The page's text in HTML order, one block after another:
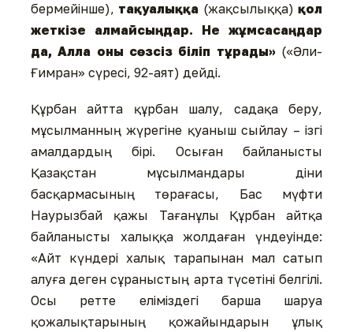
бермейінше), тақуалыққа (жақсылыққа) қол
жеткізе алмайсыңдар. Не жұмсасаңдар
да, Алла оны сөзсіз біліп тұрады» («Әли-
Ғимран» сүресі, 92-аят) дейді.
Құрбан айтта құрбан шалу, садақа беру,
мұсылманның жүрегіне қуаныш сыйлау – ізгі
амалдардың бірі. Осыған байланысты
Қазақстан мұсылмандары діни
басқармасының төрағасы, Бас мүфти
Наурызбай қажы Тағанұлы Құрбан айтқа
байланысты халыққа жолдаған үндеуінде:
«Айт күндері халық тарапынан мал сатып
алуға деген сұраныстың арта түсетіні белгілі.
Осы ретте еліміздегі барша шаруа
қожалықтарының қожайындарын ұлық